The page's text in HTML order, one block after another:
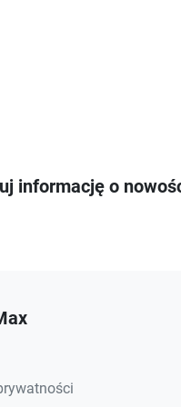
informację o